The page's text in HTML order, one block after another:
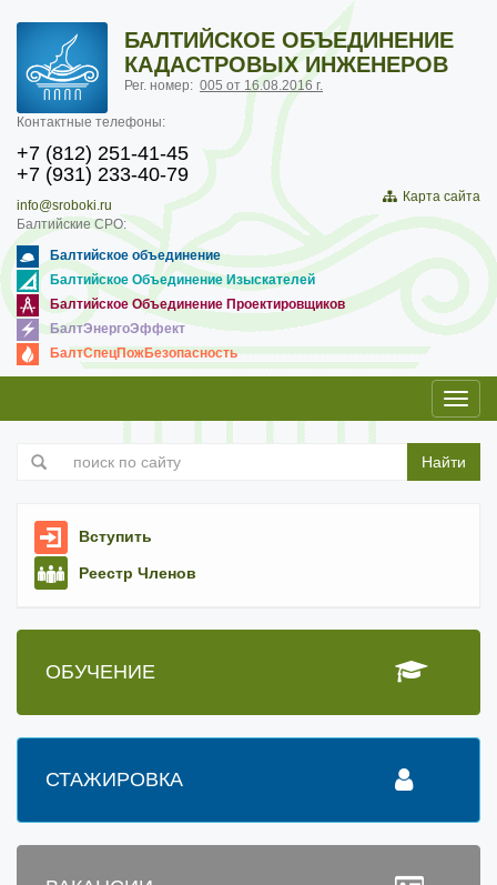
БАЛТИЙСКОЕ ОБЪЕДИНЕНИЕ
КАДАСТРОВЫХ ИНЖЕНЕРОВ
Рег. номер: 005 от 16.08.2016 г.
Контактные телефоны:
+7 (812) 251-41-45
+7 (931) 233-40-79
info@sroboki.ru
Карта сайта
Балтийские СРО:
Балтийское объединение
Балтийское Объединение Изыскателей
Балтийское Объединение Проектировщиков
БалтЭнергоЭффект
БалтСпецПожБезопасность
Найти
Вступить
Реестр Членов
ОБУЧЕНИЕ
СТАЖИРОВКА